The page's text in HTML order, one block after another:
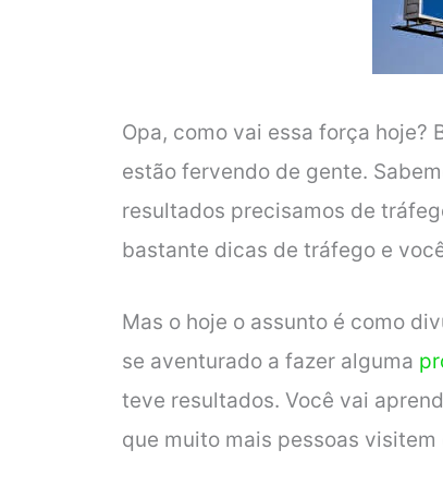
Opa, como vai essa força hoje?
estão fervendo de gente.
resultados precisamos de
bastante dicas de tráfego e
Mas o hoje o assunto é como
se aventurado a fazer alguma
teve resultados. Você vai
que muito mais pessoas visitem